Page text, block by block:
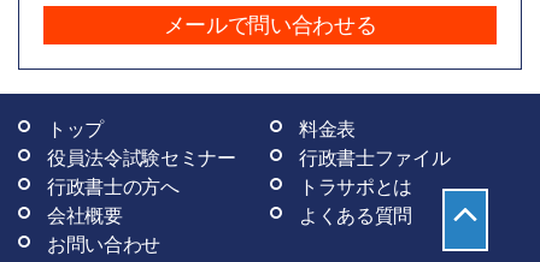
メールで問い合わせる
トップ
料金表
役員法令試験セミナー
行政書士ファイル
行政書士の方へ
トラサポとは
会社概要
よくある質問
お問い合わせ